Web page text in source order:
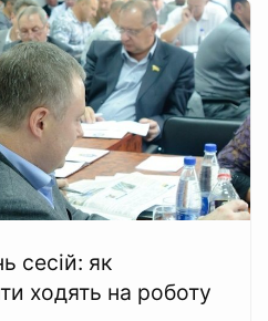
сесій: як
ходять на роботу